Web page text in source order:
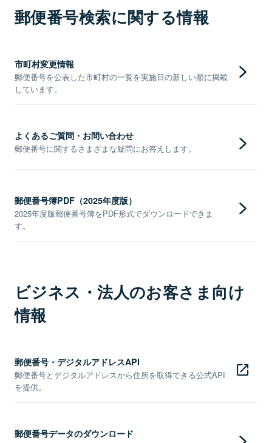
郵便番号検索に関する情報
市町村変更情報
郵便番号を公表した市町村の一覧を実施日の新しい順に掲載
しています。
よくあるご質問・お問い合わせ
郵便番号に関するさまざまな疑問にお答えします。
郵便番号簿PDF（2025年度版）
2025年度版郵便番号簿をPDF形式でダウンロードできま
す。
ビジネス・法人のお客さま向け
情報
郵便番号・デジタルアドレスAPI
郵便番号とデジタルアドレスから住所を取得できる公式API
を提供。
郵便番号データのダウンロード